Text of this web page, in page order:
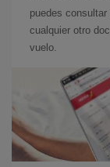
puedes
cualquier otro
vuelo.